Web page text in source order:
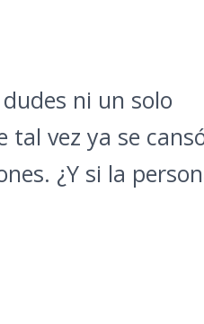
ni un solo
vez ya se
¿Y si la